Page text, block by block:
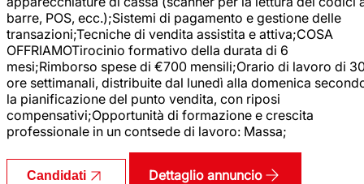
barre, POS, ecc.);Sistemi di pagamento e gestione delle
transazioni;Tecniche di vendita assistita e attiva;COSA
OFFRIAMOTirocinio formativo della durata di 6
mesi;Rimborso spese di €700 mensili;Orario di lavoro di
ore settimanali, distribuite dal lunedì alla domenica
la pianificazione del punto vendita, con riposi
compensativi;Opportunità di formazione e crescita
professionale in un contsede di lavoro: Massa;
Candidati Dettaglio annuncio